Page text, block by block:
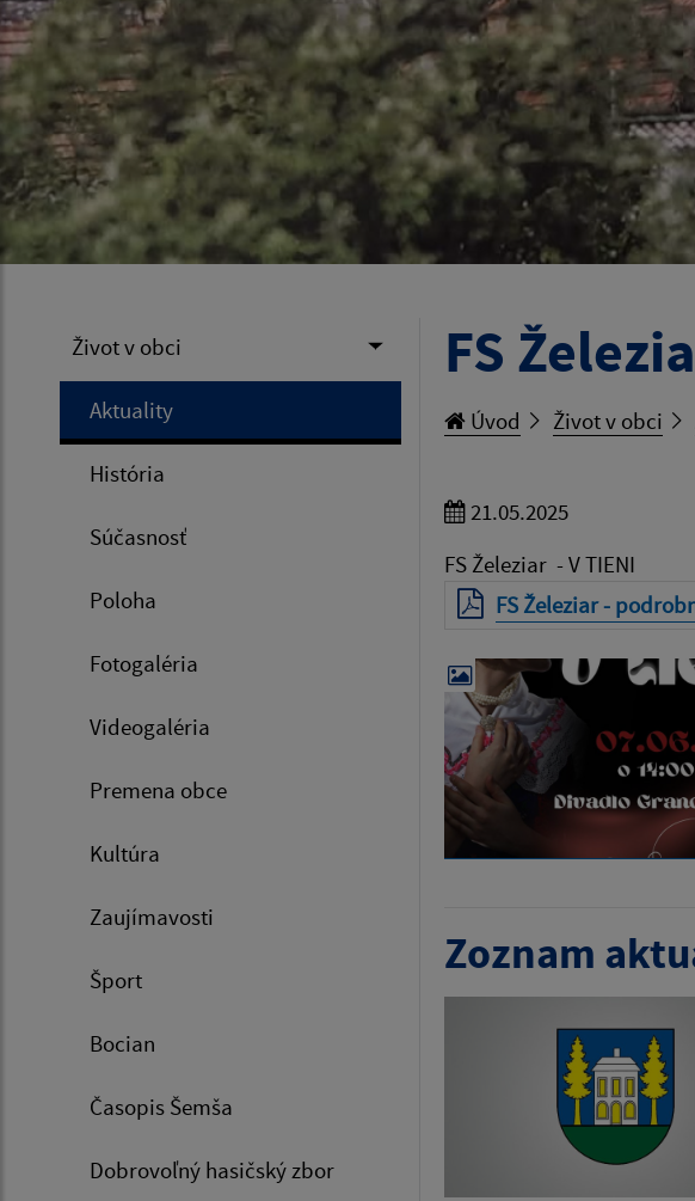
Život v obci
Aktuality
História
Súčasnosť
Poloha
Fotogaléria
Videogaléria
Premena obce
Kultúra
Zaujímavosti
Šport
Bocian
Časopis Šemša
Dobrovoľný hasičský zbor
FS
Úvod Život v obci
21.05.2025
FS Železiar - V TIENI
FS Železiar -
Zoznam